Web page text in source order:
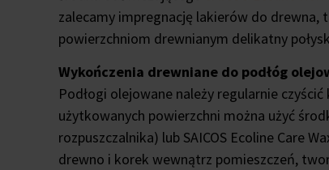
zalecamy impregnację lakierów do drewna,
powierzchniom drewnianym delikatny
Wykończenia drewniane do podłóg
Podłogi olejowane należy regularnie
użytkowanych powierzchni można użyć
rozpuszczalnika) lub SAICOS Ecoline Care
drewno i korek wewnątrz pomieszczeń,